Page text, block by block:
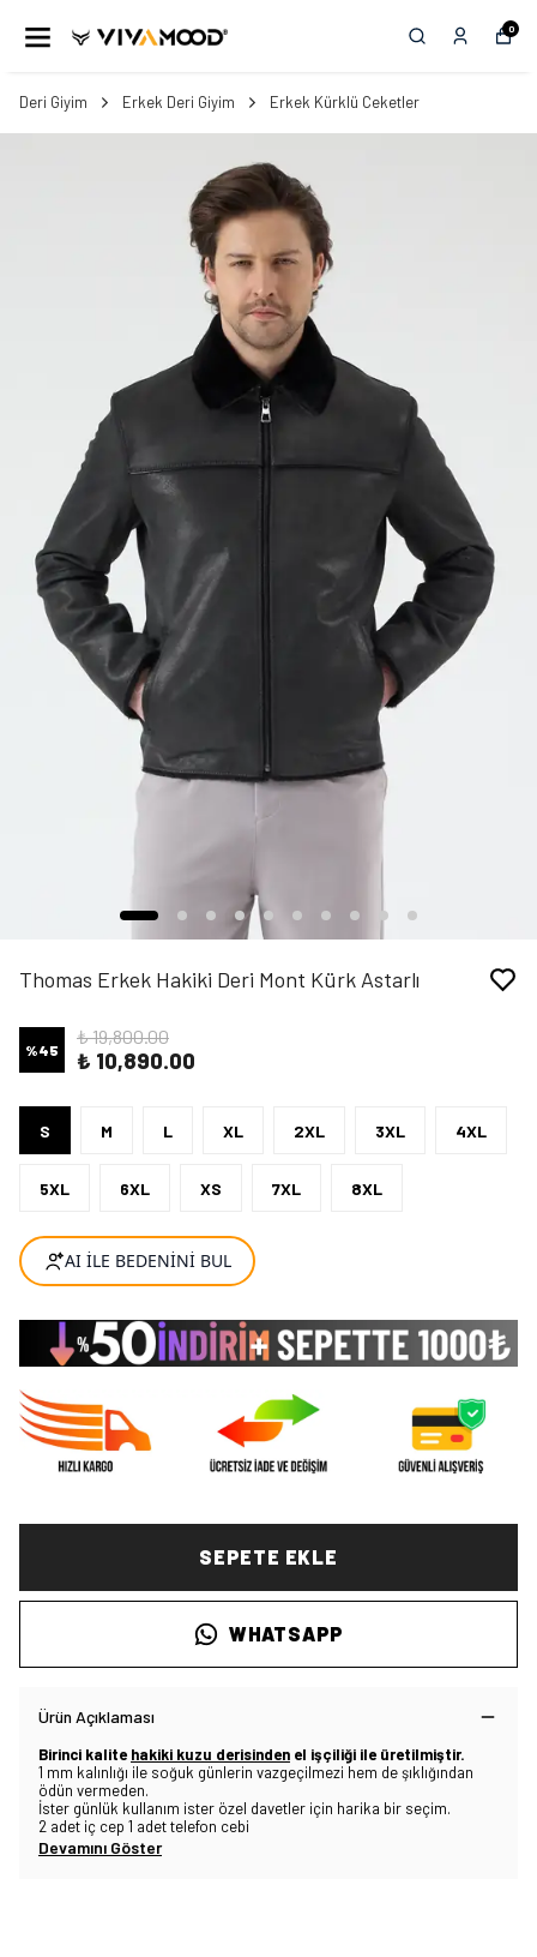
0
Deri Giyim Erkek Deri Giyim Erkek Kürklü Ceketler
Thomas Erkek Hakiki Deri Mont Kürk Astarlı
%45
₺ 19,800.00
₺ 10,890.00
S M L XL 2XL 3XL 4XL
5XL 6XL XS 7XL 8XL
SEPETE EKLE
WHATSAPP
Ürün Açıklaması
Birinci kalite hakiki kuzu derisinden el işçiliği ile üretilmiştir.
1 mm kalınlığı ile soğuk günlerin vazgeçilmezi hem de şıklığından
ödün vermeden.
İster günlük kullanım ister özel davetler için harika bir seçim.
2 adet iç cep 1 adet telefon cebi
Devamını Göster